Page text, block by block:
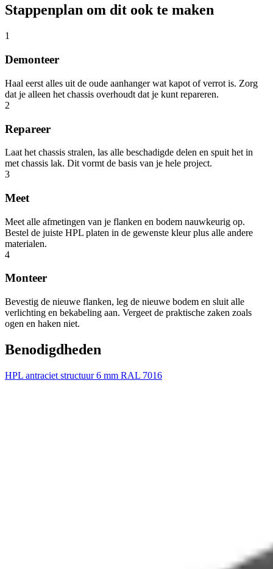
Stappenplan om dit ook te maken
1
Demonteer
Haal eerst alles uit de oude aanhanger wat kapot of verrot is. Zorg
dat je alleen het chassis overhoudt dat je kunt repareren.
2
Repareer
Laat het chassis stralen, las alle beschadigde delen en spuit het in
met chassis lak. Dit vormt de basis van je hele project.
3
Meet
Meet alle afmetingen van je flanken en bodem nauwkeurig op.
Bestel de juiste HPL platen in de gewenste kleur plus alle andere
materialen.
4
Monteer
Bevestig de nieuwe flanken, leg de nieuwe bodem en sluit alle
verlichting en bekabeling aan. Vergeet de praktische zaken zoals
ogen en haken niet.
Benodigdheden
HPL antraciet structuur 6 mm RAL 7016